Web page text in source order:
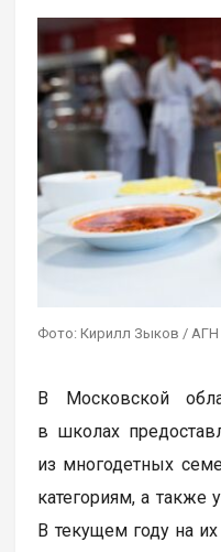
Фото: Кирилл Зыков /
В Московской
в школах
из многодетных
категориям, а также
В текущем году на